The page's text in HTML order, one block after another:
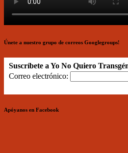
Únete a nuestro grupo de correos Googlegroups!
Suscríbete a Yo No Quiero
Correo electrónico:
Apóyanos en Facebook